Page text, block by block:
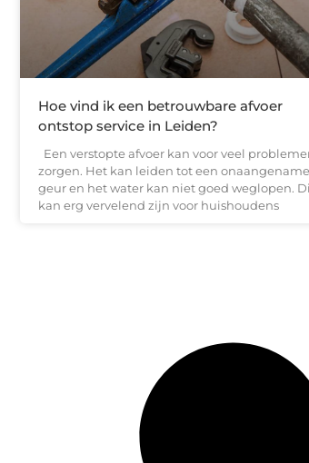
Hoe vind ik een betrouwbare afvoer
ontstop service in Leiden?
Een verstopte afvoer kan voor veel
zorgen. Het kan leiden tot een onaangename
geur en het water kan niet goed weglopen.
kan erg vervelend zijn voor huishoudens